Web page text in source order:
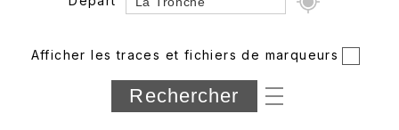
Département
Longueur min/max
Afficher les traces et fichiers de marqueurs